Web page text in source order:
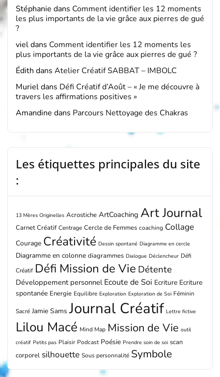
Stéphanie dans Comment identifier les 12 moments
les plus importants de la vie grâce aux pierres de gué
?
vieldans Comment identifier les 12 moments les
plus importants de la vie grâce aux pierres de gué ?
Édith dans Atelier Créatif SABBAT – IMBOLC
Murieldans Défi Créatif d’Août – « Je me découvre à
travers les affirmations positives »
Amandine dans Parcours Nettoyage des Chakras
Les étiquettes principales du site
:
13 Mères Originelles Acrostiche ArtCoaching Art Journal
Carnet Créatif Centrage Cercle de Femmes coaching Collage
Courage Créativité Dessin spontané Diagramme en cercle
Diagramme en colonne diagrammes Dialogue Déclencheur Défi
Créatif Défi Mission de Vie Détente
Développement personnel Ecoute de Soi Ecriture Ecriture
spontanée Energie Equilibre Exploration Exploration de Soi Féminin
Sacré Jamie Sams Journal Créatif Lettre fictive
Lilou Macé Mind Map Mission de Vie outil
créatif Petits pas Plaisir Podcast Poésie Prendre soin de soi scan
corporel silhouette Sous personnalité Symbole